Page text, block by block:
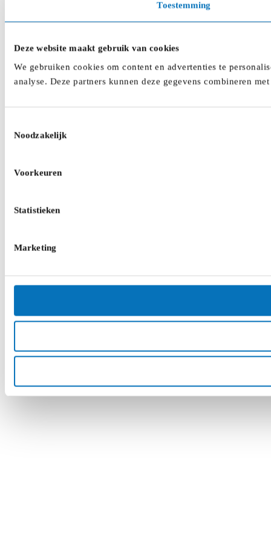
Toestemming
Deze website maakt gebruik van cookies
We gebruiken cookies om content en advertenties te
analyse. Deze partners kunnen deze gegevens combineren
Noodzakelijk
Voorkeuren
Statistieken
Marketing